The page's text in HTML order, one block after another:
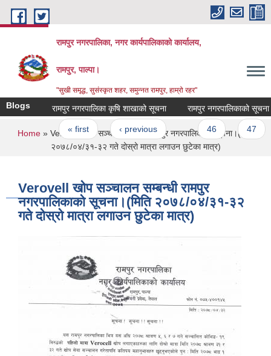
Skip to main content
रामपुर नगरपालिका, नगर कार्यपालिकाको कार्यालय,
रामपुर, पाल्पा।
"सुखी समृद्ध, सुसंस्कृत शहर, समुन्नत रामपुर, हाम्रो रहर"
Blogs रामपुर नगरपालिका कृषि शाखाको सूचना रामपुर नगरपालिकाको सूचना
Pages
« first ‹ previous … 46 47
You are here
Home » Verovell खोप सञ्चालन सम्बन्धी रामपुर नगरपालिकाको सूचना।(मिति
२०७८/०४/३१-३२ गते दोस्रो मात्रा लगाउन छुटेका मात्र)
Verovell खोप सञ्चालन सम्बन्धी रामपुर
नगरपालिकाको सूचना।(मिति २०७८/०४/३१-३२
गते दोस्रो मात्रा लगाउन छुटेका मात्र)